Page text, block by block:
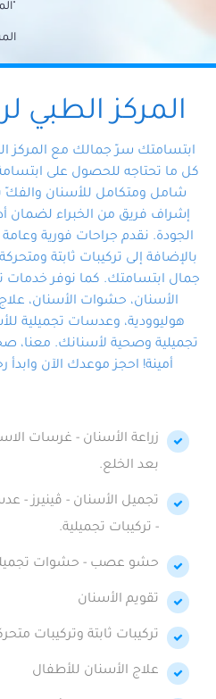
في
المركز الطبي
ابتسامتك سرّ جمالك مع المركز
كل ما تحتاجه للحصول على
شامل ومتكامل للأسنان والفكّ
إشراف فريق من الخبراء لضمان
الجودة. نقدم جراحات فورية
بالإضافة إلى تركيبات ثابتة
جمال ابتسامتك. كما نوفر خدمات
الأسنان، حشوات الأسنان،
هوليوودية، وعدسات تجميلية
تجميلية وصحية لأسنانك. معنا،
أمينة! احجز موعدك الآن وابدأ
زراعة الأسنان - غرسات
بعد الخلع.
تجميل الأسنان - ڤينيرز -
- تركيبات تجميلية.
حشو عصب - حشوات
تقويم الأسنان
تركيبات ثابتة وتركيبات
علاج الأسنان للأطفال